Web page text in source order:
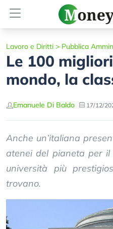
Lavoro e Diritti > Pubblica
Le 100
mondo, la
Emanuele Di Baldo 17/12/
Anche un’italiana
atenei del pianeta per il
università più
trovano.